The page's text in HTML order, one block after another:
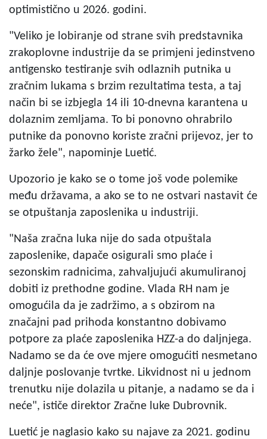
optimistično u 2026. godini.
"Veliko je lobiranje od strane svih predstavnika
zrakoplovne industrije da se primjeni jedinstveno
antigensko testiranje svih odlaznih putnika u
zračnim lukama s brzim rezultatima testa, a taj
način bi se izbjegla 14 ili 10-dnevna karantena u
dolaznim zemljama. To bi ponovno ohrabrilo
putnike da ponovno koriste zračni prijevoz, jer to
žarko žele", napominje Luetić.
Upozorio je kako se o tome još vode polemike
među državama, a ako se to ne ostvari nastavit će
se otpuštanja zaposlenika u industriji.
"Naša zračna luka nije do sada otpuštala
zaposlenike, dapače osigurali smo plaće i
sezonskim radnicima, zahvaljujući akumuliranoj
dobiti iz prethodne godine. Vlada RH nam je
omogućila da je zadržimo, a s obzirom na
značajni pad prihoda konstantno dobivamo
potpore za plaće zaposlenika HZZ-a do daljnjega.
Nadamo se da će ove mjere omogućiti nesmetano
daljnje poslovanje tvrtke. Likvidnost ni u jednom
trenutku nije dolazila u pitanje, a nadamo se da i
neće", ističe direktor Zračne luke Dubrovnik.
Luetić je naglasio kako su najave za 2021. godinu